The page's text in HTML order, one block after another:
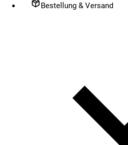
Bestellung & Versand